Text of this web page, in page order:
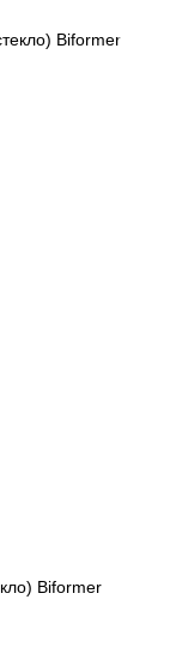
Biformer